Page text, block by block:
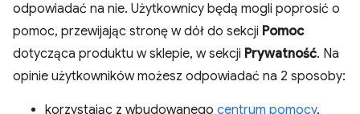
odpowiadać na nie. Użytkownicy będą mogli poprosić o
pomoc, przewijając stronę w dół do sekcji Pomoc
dotycząca produktu w sklepie, w sekcji Prywatność. Na
opinie użytkowników możesz odpowiadać na 2 sposoby:
korzystając z wbudowanego centrum pomocy,